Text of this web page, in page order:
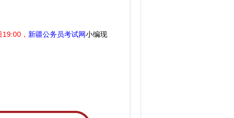
， 新疆公务员考试网 小编现